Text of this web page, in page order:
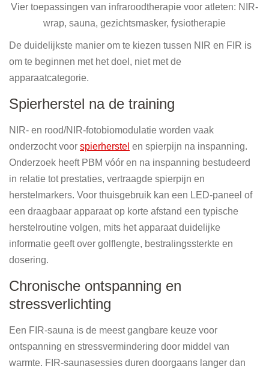
Vier toepassingen van infraroodtherapie voor atleten: NIR-
wrap, sauna, gezichtsmasker, fysiotherapie
De duidelijkste manier om te kiezen tussen NIR en FIR is
om te beginnen met het doel, niet met de
apparaatcategorie.
Spierherstel na de training
NIR- en rood/NIR-fotobiomodulatie worden vaak
onderzocht voor spierherstel en spierpijn na inspanning.
Onderzoek heeft PBM vóór en na inspanning bestudeerd
in relatie tot prestaties, vertraagde spierpijn en
herstelmarkers. Voor thuisgebruik kan een LED-paneel of
een draagbaar apparaat op korte afstand een typische
herstelroutine volgen, mits het apparaat duidelijke
informatie geeft over golflengte, bestralingssterkte en
dosering.
Chronische ontspanning en
stressverlichting
Een FIR-sauna is de meest gangbare keuze voor
ontspanning en stressvermindering door middel van
warmte. FIR-saunasessies duren doorgaans langer dan